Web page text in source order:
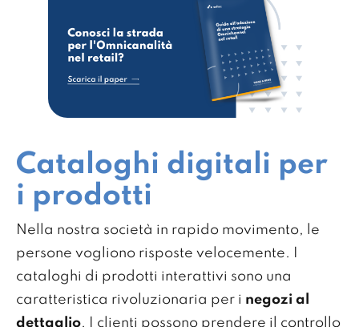
Cataloghi digitali per
i prodotti
Nella nostra società in rapido movimento, le
persone vogliono risposte velocemente. I
cataloghi di prodotti interattivi sono una
caratteristica rivoluzionaria per i negozi al
dettaglio. I clienti possono prendere il controllo